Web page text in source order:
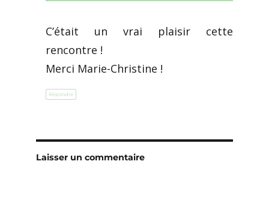
C’était un vrai plaisir cette
rencontre !
Merci Marie-Christine !
Répondre
Laisser un commentaire